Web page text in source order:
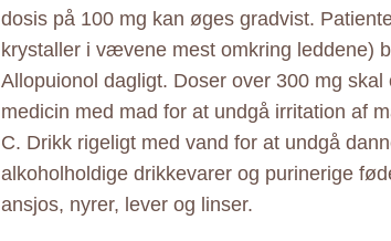
dosis på 100 mg kan øges gradvist.
krystaller i vævene mest omkring leddene)
Allopuionol dagligt. Doser over 300 mg
medicin med mad for at undgå irritation af
C. Drikk rigeligt med vand for at undgå
alkoholholdige drikkevarer og purinerige
ansjos, nyrer, lever og linser.